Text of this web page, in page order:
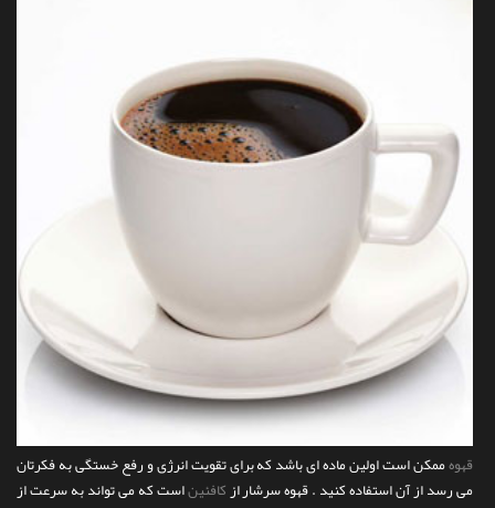
قهوهممکن است اولین ماده ای باشد که برای تقویت انرژی و رفع خستگی به فکرتان
می رسد از آن استفاده کنید . قهوه سرشار ازکافئیناست که می تواند به سرعت از